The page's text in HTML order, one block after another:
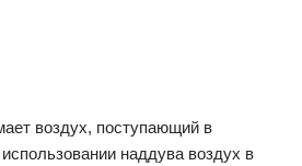
воздух, поступающий в
наддува воздух в